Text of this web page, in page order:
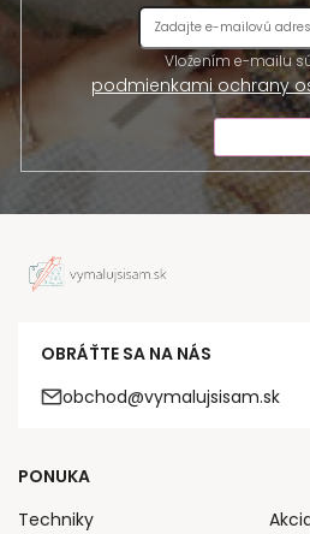
podmienkami ochrany
OBRÁŤTE SA NA NÁS
obchod@vymalujsisam.sk
PONUKA
Techniky